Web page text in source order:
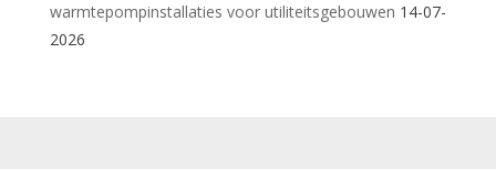
warmtepompinstallaties voor utiliteitsgebouwen 14-07-
2026